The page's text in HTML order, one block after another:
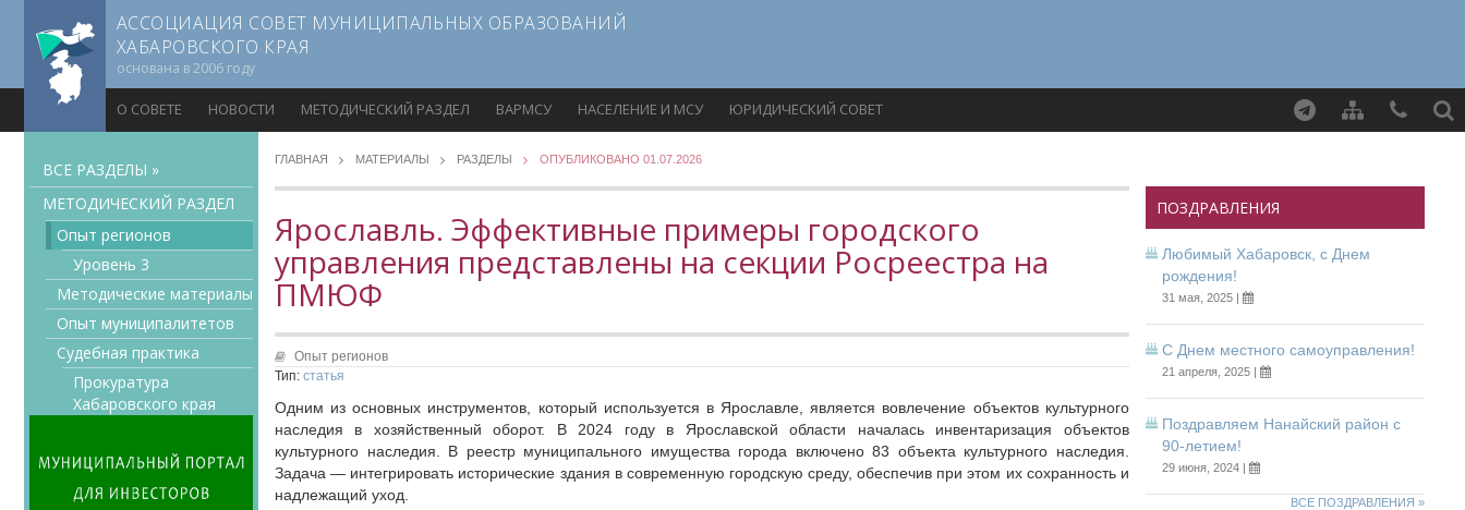
АССОЦИАЦИЯ СОВЕТ МУНИЦИПАЛЬНЫХ ОБРАЗОВАНИЙ
ХАБАРОВСКОГО КРАЯ
основана в 2006 году
О СОВЕТЕ НОВОСТИ МЕТОДИЧЕСКИЙ РАЗДЕЛ ВАРМСУ НАСЕЛЕНИЕ И МСУ ЮРИДИЧЕСКИЙ СОВЕТ
ВСЕ РАЗДЕЛЫ »
МЕТОДИЧЕСКИЙ РАЗДЕЛ
Опыт регионов
Уровень 3
Методические материалы
Опыт муниципалитетов
Судебная практика
Прокуратура
Хабаровского края
Конкурсы Совета
Семинары Совета
ГЛАВНАЯ МАТЕРИАЛЫ РАЗДЕЛЫ ОПУБЛИКОВАНО 01.07.2026
Ярославль. Эффективные примеры городского
управления представлены на секции Росреестра на
ПМЮФ
Опыт регионов
Тип: статья
Одним из основных инструментов, который используется в Ярославле, является вовлечение объектов культурного
наследия в хозяйственный оборот. В 2024 году в Ярославской области началась инвентаризация объектов
культурного наследия. В реестр муниципального имущества города включено 83 объекта культурного наследия.
Задача — интегрировать исторические здания в современную городскую среду, обеспечив при этом их сохранность и
надлежащий уход.
ПОЗДРАВЛЕНИЯ
Любимый Хабаровск, с Днем
рождения!
31 мая, 2025 |
С Днем местного самоуправления!
21 апреля, 2025 |
Поздравляем Нанайский район с
90-летием!
29 июня, 2024 |
ВСЕ ПОЗДРАВЛЕНИЯ »